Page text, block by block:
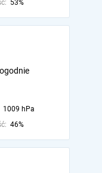
53%
1009 hPa
46%